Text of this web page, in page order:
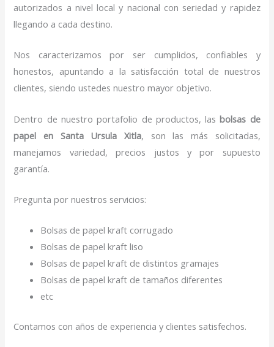
autorizados a nivel local y nacional con seriedad y rapidez
llegando a cada destino.
Nos caracterizamos por ser cumplidos, confiables y
honestos, apuntando a la satisfacción total de nuestros
clientes, siendo ustedes nuestro mayor objetivo.
Dentro de nuestro portafolio de productos, lasbolsas de
papel en Santa Ursula Xitla, son las más solicitadas,
manejamos variedad, precios justos y por supuesto
garantía.
Pregunta por nuestros servicios:
Bolsas de papel kraft corrugado
Bolsas de papel kraft liso
Bolsas de papel kraft de distintos gramajes
Bolsas de papel kraft de tamaños diferentes
etc
Contamos con años de experiencia y clientes satisfechos.